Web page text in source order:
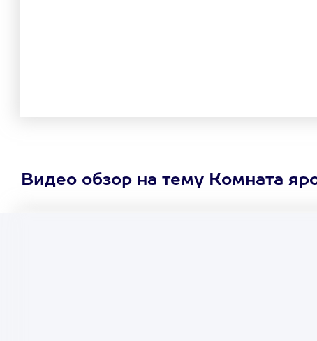
Видео обзор на тему Комната